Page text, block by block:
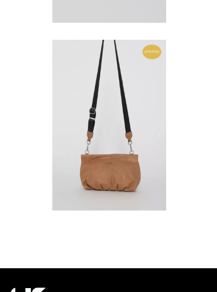
¡OFERTA!